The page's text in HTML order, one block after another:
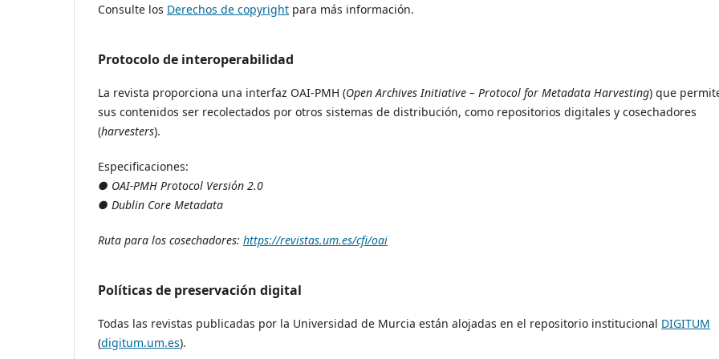
Consulte los Derechos de copyright para más información.
Protocolo de interoperabilidad
La revista proporciona una interfaz OAI-PMH (Open Archives Initiative – Protocol for Metadata Harvesting) que
sus contenidos ser recolectados por otros sistemas de distribución, como repositorios digitales y cosechadores
(harvesters).
Especificaciones:
● OAI-PMH Protocol Versión 2.0
● Dublin Core Metadata
Ruta para los cosechadores: https://revistas.um.es/cfi/oai
Políticas de preservación digital
Todas las revistas publicadas por la Universidad de Murcia están alojadas en el repositorio institucional DIGITUM
(digitum.um.es).